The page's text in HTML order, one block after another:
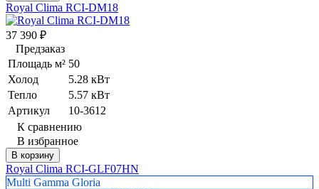
Royal Clima RCI-DM18
37 390 ₽
Предзаказ
Площадь м² 50
Холод
5.28 кВт
Тепло
5.57 кВт
Артикул
10-3612
К сравнению
В избранное
В корзину
Royal Clima RCI-GLF07HN
Multi Gamma Gloria